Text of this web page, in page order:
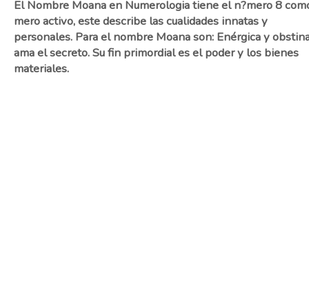
El Nombre Moana en Numerologia tiene el n?mero 8
mero activo, este describe las cualidades innatas y
personales. Para el nombre Moana son: Enérgica y
ama el secreto. Su fin primordial es el poder y los bienes
materiales.